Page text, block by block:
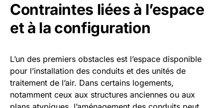
Contraintes liées à l’espace
et à la configuration
L’un des premiers obstacles est l’espace disponible
pour l’installation des conduits et des unités de
traitement de l’air. Dans certains logements,
notamment ceux aux structures anciennes ou aux